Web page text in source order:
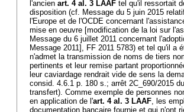
l'ancien art. 4 al. 3 LAAF tel qu'il ressortait
disposition (cf. Message du 5 juin 2015
l'Europe et de l'OCDE concernant
mise en oeuvre [modification de la loi sur
Message du 6 juillet 2011 concernant
Message 2011], FF 2011 5783) et tel qu'il a
n'admet la transmission de noms de tiers
pertinents et leur remise partant
leur caviardage rendrait vide de sens la
consid. 4.6.1 p. 180 s.; arrêt 2C_690/2015
transfert). Comme exemple de personnes
en application de l'art. 4 al. 3 LAAF, les
documentation bancaire fournie et qui n'ont